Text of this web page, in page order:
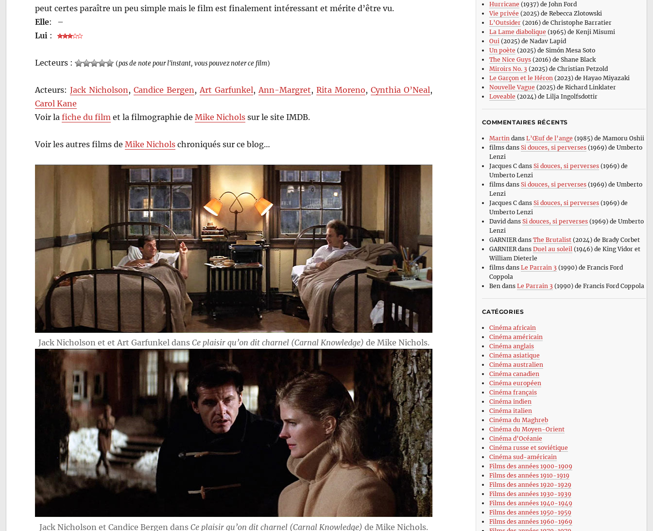
peut certes paraître un peu simple mais le film est finalement intéressant et mérite d’être vu.
Elle:
–
Lui :
Lecteurs : (pas de note pour l'instant, vous pouvez noter ce film)
Acteurs:Jack Nicholson ,Candice Bergen , Art Garfunkel, Ann-Margret,Rita Moreno,Cynthia O’Neal,
Carol Kane
Voir lafiche du film et la filmographie deMike Nichols sur le site IMDB.
Voir les autres films deMike Nichols chroniqués sur ce blog…
Jack Nicholson et et Art Garfunkel dans Ce plaisir qu’on dit charnel (Carnal Knowledge) de Mike Nichols.
Jack Nicholson et Candice Bergen dansCe plaisir qu’on dit charnel (Carnal Knowledge) de Mike Nichols.
Hurricane (1937) de John Ford
Vie privée (2025) de Rebecca Zlotowski
L’Outsider(2016) de Christophe Barratier
La Lame diabolique (1965) de Kenji Misumi
Oui(2025) de Nadav Lapid
Un poète (2025) de Simón Mesa Soto
The Nice Guys(2016) de Shane Black
Miroirs No. 3 (2025) de Christian Petzold
Le Garçon et le Héron(2023) de Hayao Miyazaki
Nouvelle Vague (2025) de Richard Linklater
Loveable (2024) de Lilja Ingolfsdottir
COMMENTAIRES RÉCENTS
Martin dans L’Œuf de l’ange (1985) de Mamoru Oshii
filmsdans Si douces, si perverses(1969) de Umberto
Lenzi
Jacques Cdans Si douces, si perverses(1969) de
Umberto Lenzi
filmsdans Si douces, si perverses(1969) de Umberto
Lenzi
Jacques Cdans Si douces, si perverses(1969) de
Umberto Lenzi
David dans Si douces, si perverses(1969) de Umberto
Lenzi
GARNIERdans The Brutalist(2024) de Brady Corbet
GARNIERdans Duel au soleil (1946) de King Vidor et
William Dieterle
filmsdans Le Parrain 3 (1990) de Francis Ford
Coppola
Ben dans Le Parrain 3 (1990) de Francis Ford Coppola
CATÉGORIES
Cinéma africain
Cinéma américain
Cinéma anglais
Cinéma asiatique
Cinéma australien
Cinéma canadien
Cinéma européen
Cinéma français
Cinéma indien
Cinéma italien
Cinéma du Maghreb
Cinéma du Moyen-Orient
Cinéma d’Océanie
Cinéma russe et soviétique
Cinéma sud-américain
Films des années 1900-1909
Films des années 1910-1919
Films des années 1920-1929
Films des années 1930-1939
Films des années 1940-1949
Films des années 1950-1959
Films des années 1960-1969